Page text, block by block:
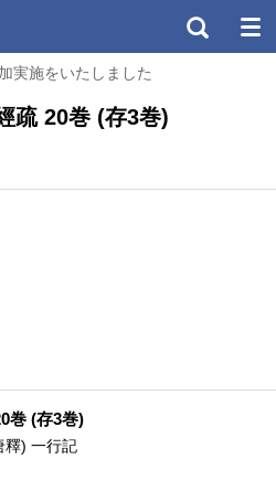
実施をいたしました
疏 20巻 (存3巻)
巻 (存3巻)
釋) 一行記